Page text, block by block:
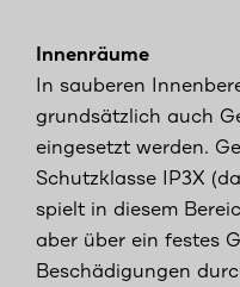
Innenräume
In sauberen
grundsätzlich auch
eingesetzt werden.
Schutzklasse IP3X
spielt in diesem
aber über ein festes
Beschädigungen